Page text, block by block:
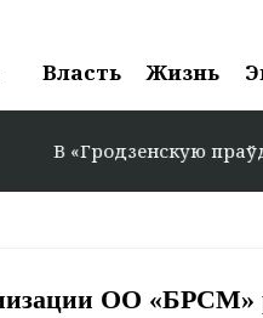
Власть Жизнь
праўду»
ОО «БРСМ»